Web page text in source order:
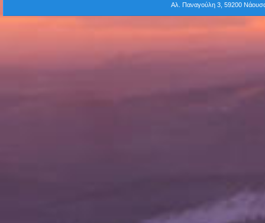
Αλ. Παναγούλη 3, 59200